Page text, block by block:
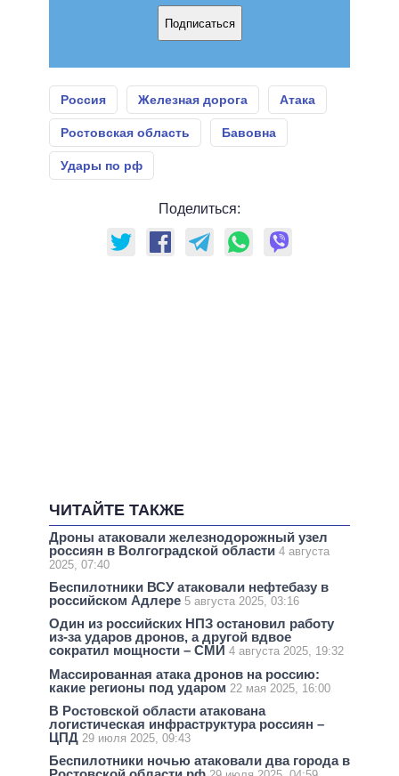
Подписаться
Россия Железная дорога Атака
Ростовская область Бавовна
Удары по рф
Поделиться:
ЧИТАЙТЕ ТАКЖЕ
Дроны атаковали железнодорожный узел
россиян в Волгоградской области 4 августа
2025, 07:40
Беспилотники ВСУ атаковали нефтебазу в
российском Адлере 5 августа 2025, 03:16
Один из российских НПЗ остановил работу
из-за ударов дронов, а другой вдвое
сократил мощности – СМИ 4 августа 2025, 19:32
Массированная атака дронов на россию:
какие регионы под ударом 22 мая 2025, 16:00
В Ростовской области атакована
логистическая инфраструктура россиян –
ЦПД 29 июля 2025, 09:43
Беспилотники ночью атаковали два города в